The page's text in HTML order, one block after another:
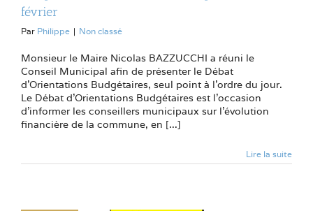
février
Par Philippe | Non classé
Monsieur le Maire Nicolas BAZZUCCHI a réuni le
Conseil Municipal afin de présenter le Débat
d'Orientations Budgétaires, seul point à l'ordre du jour.
Le Débat d’Orientations Budgétaires est l’occasion
d’informer les conseillers municipaux sur l’évolution
financière de la commune, en [...]
Lire la suite